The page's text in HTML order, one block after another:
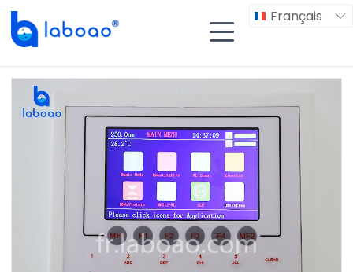
Français 
